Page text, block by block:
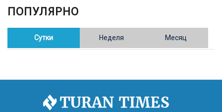
ОБЩЕСТВО
Полицейские пресекли незаконное выращивание
конопли в Таразе
Казахстан возглавил Договор о зоне, свободной от
ПОПУЛЯРНО
Сутки Неделя Месяц